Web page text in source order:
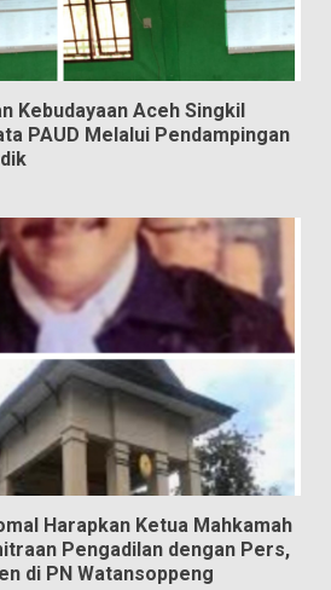
Kebudayaan Aceh Singkil
PAUD Melalui Pendampingan
Harapkan Ketua Mahkamah
Pengadilan dengan Pers,
di PN Watansoppeng